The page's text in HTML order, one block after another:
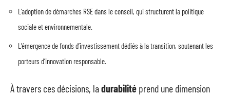
L’adoption de démarches RSE dans le conseil, qui structurent la politique
sociale et environnementale.
L’émergence de fonds d’investissement dédiés à la transition, soutenant les
porteurs d’innovation responsable.
À travers ces décisions, ladurabilité prend une dimension